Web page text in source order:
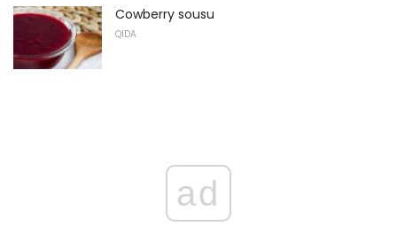
Cowberry sousu
QIDA
ad